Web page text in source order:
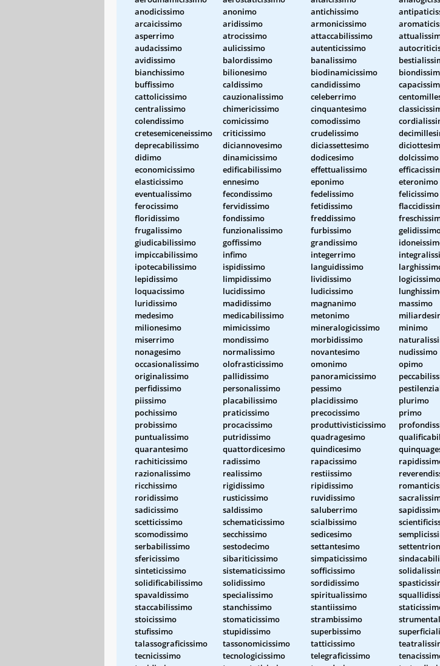
anodicissimo
anonimo antichissimo
arcaicissimo
aridissimo armonicissimo
asperrimo
atrocissimo attaccabilissimo
audacissimo
aulicissimo autenticissimo
avidissimo
balordissimo banalissimo
bianchissimo
bilionesimo biodinamicissimo
buffissimo
caldissimo candidissimo
cattolicissimo
cauzionalissimo celeberrimo
centralissimo
chimericissimo cinquantesimo
colendissimo
comicissimo comodissimo
cretesemiceneissimo
criticissimo crudelissimo
deprecabilissimo
diciannovesimo diciassettesimo
didimo
dinamicissimo dodicesimo
dolcissimo
economicissimo
edificabilissimo effettualissimo
elasticissimo
ennesimo eponimo
eteronimo
eventualissimo
fecondissimo fedelissimo
felicissimo
ferocissimo
fervidissimo fetidissimo
floridissimo
fondissimo freddissimo
frugalissimo
funzionalissimo furbissimo
giudicabilissimo
goffissimo grandissimo
impiccabilissimo
infimo integerrimo
ipotecabilissimo
ispidissimo languidissimo
lepidissimo
limpidissimo lividissimo
logicissimo
loquacissimo
lucidissimo ludicissimo
luridissimo
madidissimo magnanimo
massimo
medesimo
medicabilissimo metonimo
milionesimo
mimicissimo mineralogicissimo
minimo
miserrimo
mondissimo morbidissimo
nonagesimo
normalissimo novantesimo
nudissimo
occasionalissimo
olofrasticissimo omonimo
opimo
originalissimo
pallidissimo panoramicissimo
perfidissimo
personalissimo pessimo
piissimo
placabilissimo placidissimo
plurimo
pochissimo
praticissimo precocissimo
primo
probissimo
procacissimo produttivisticissimo
puntualissimo
putridissimo quadragesimo
quarantesimo
quattordicesimo quindicesimo
rachiticissimo
radissimo rapacissimo
razionalissimo
realissimo restiissimo
ricchissimo
rigidissimo ripidissimo
roridissimo
rusticissimo ruvidissimo
sadicissimo
saldissimo saluberrimo
scetticissimo
schematicissimo scialbissimo
scomodissimo
secchissimo sedicesimo
serbabilissimo
sestodecimo settantesimo
sfericissimo
sibariticissimo simpaticissimo
sinteticissimo
sistematicissimo sofficissimo
solidificabilissimo
solidissimo sordidissimo
spavaldissimo
specialissimo spiritualissimo
staccabilissimo
stanchissimo stantiissimo
stoicissimo
stomaticissimo strambissimo
stufissimo
stupidissimo superbissimo
talassograficissimo
tassonomicissimo tatticissimo
tecnicissimo
tecnologicissimo telegraficissimo